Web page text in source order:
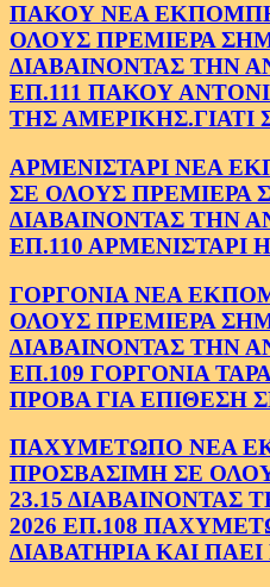
ΠΑΚΟΥ ΝΕΑ
ΟΛΟΥΣ ΠΡΕΜΙΕΡΑ
ΔΙΑΒΑΙΝΟΝΤΑΣ ΤΗΝ
ΕΠ.111 ΠΑΚΟΥ
ΤΗΣ ΑΜΕΡΙΚΗΣ.ΓΙΑΤΙ
ΑΡΜΕΝΙΣΤΑΡΙ ΝΕΑ
ΣΕ ΟΛΟΥΣ ΠΡΕΜΙΕΡΑ
ΔΙΑΒΑΙΝΟΝΤΑΣ ΤΗΝ
ΕΠ.110 ΑΡΜΕΝΙΣΤΑΡΙ
ΓΟΡΓΟΝΙΑ ΝΕΑ
ΟΛΟΥΣ ΠΡΕΜΙΕΡΑ
ΔΙΑΒΑΙΝΟΝΤΑΣ ΤΗΝ
ΕΠ.109 ΓΟΡΓΟΝΙΑ
ΠΡΟΒΑ ΓΙΑ ΕΠΙΘΕΣΗ
ΠΑΧΥΜΕΤΩΠΟ ΝΕΑ
ΠΡΟΣΒΑΣΙΜΗ ΣΕ
23.15 ΔΙΑΒΑΙΝΟΝΤΑΣ
2026 ΕΠ.108
ΔΙΑΒΑΤΗΡΙΑ ΚΑΙ